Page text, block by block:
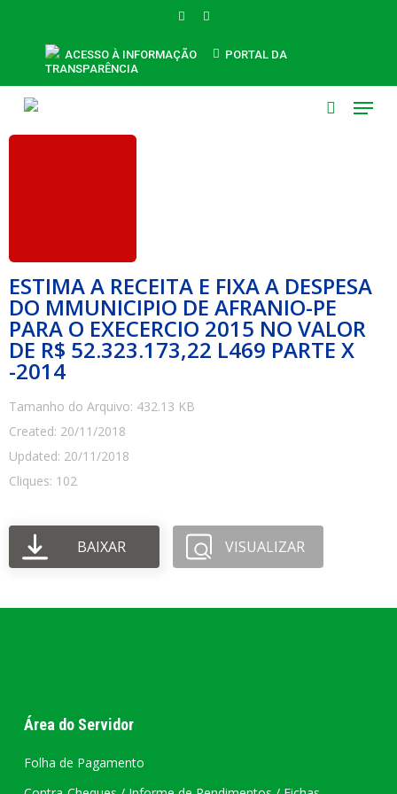
FACEBOOKINSTAGRAM
ACESSO À INFORMAÇÃO
PORTAL DA
TRANSPARÊNCIA
Menu
ESTIMA A RECEITA E FIXA A DESPESA
DO MMUNICIPIO DE AFRANIO-PE
PARA O EXECERCIO 2015 NO VALOR
DE R$ 52.323.173,22 L469 PARTE X
-2014
Tamanho do Arquivo: 432.13 KB
Created: 20/11/2018
Updated: 20/11/2018
Cliques: 102
BAIXAR VISUALIZAR
Área do Servidor
Folha de Pagamento